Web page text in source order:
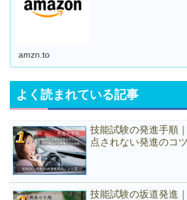
amzn.to
よく読まれている記事
技能試験の発進手順
点されない発進のコツ
技能試験の坂道発進